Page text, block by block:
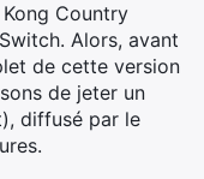
Kong Country
Alors, avant
de cette version
de jeter un
diffusé par le